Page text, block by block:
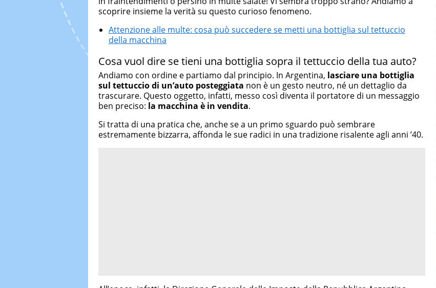
scoprire insieme la verità su questo curioso fenomeno.
Attenzione alle multe: cosa può succedere se metti una bottiglia sul tettuccio
della macchina
Cosa vuol dire se tieni una bottiglia sopra il tettuccio della tua auto?
Andiamo con ordine e partiamo dal principio. In Argentina, lasciare una bottiglia
sul tettuccio di un’auto posteggiata non è un gesto neutro, né un dettaglio da
trascurare. Questo oggetto, infatti, messo così diventa il portatore di un messaggio
ben preciso: la macchina è in vendita.
Si tratta di una pratica che, anche se a un primo sguardo può sembrare
estremamente bizzarra, affonda le sue radici in una tradizione risalente agli anni ’40.